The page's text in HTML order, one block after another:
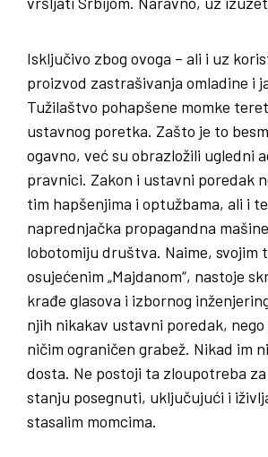
Isključivo zbog ovoga – ali i uz
proizvod zastrašivanja omladine i
Tužilaštvo pohapšene momke
ustavnog poretka. Zašto je to
ogavno, već su obrazložili ugledni
pravnici. Zakon i ustavni poredak
tim hapšenjima i optužbama, ali i
naprednjačka propagandna
lobotomiju društva. Naime, svojim
osujećenim „Majdanom“, nastoje
krađe glasova i izbornog
njih nikakav ustavni poredak, nego
ničim ograničen grabež. Nikad im
dosta. Ne postoji ta zloupotreba
stanju posegnuti, uključujući i
stasalim momcima.